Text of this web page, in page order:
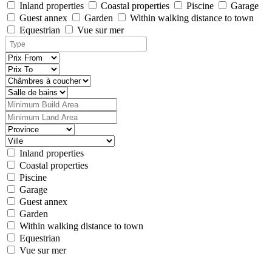
Inland properties Coastal properties Piscine
Garage
Guest annex
Garden
Within walking distance to town
Equestrian
Vue sur mer
Inland properties
Coastal properties
Piscine
Garage
Guest annex
Garden
Within walking distance to town
Equestrian
Vue sur mer